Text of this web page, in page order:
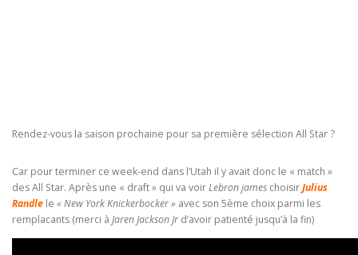
Rendez-vous la saison prochaine pour sa première sélection All Star ?
Car pour terminer ce week-end dans l’Utah il y avait donc le « match »
des All Star. Après une « draft » qui va voirLebron james choisirJulius
Randle le « New York Knickerbocker » avec son 5ème choix parmi les
remplacants (merci à Jaren Jackson Jr d’avoir patienté jusqu’à la fin)